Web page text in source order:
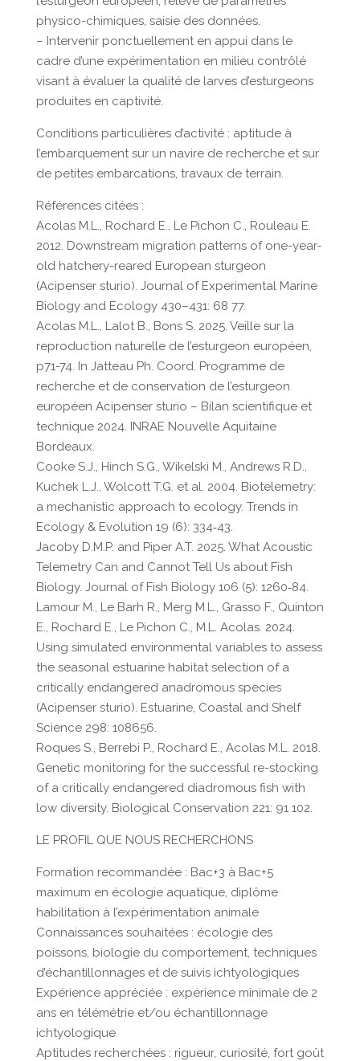
physico-chimiques, saisie des données.
– Intervenir ponctuellement en appui dans le
cadre d’une expérimentation en milieu contrôlé
visant à évaluer la qualité de larves d’esturgeons
produites en captivité.
Conditions particulières d’activité : aptitude à
l’embarquement sur un navire de recherche et sur
de petites embarcations, travaux de terrain.
Références citées :
Acolas M.L., Rochard E., Le Pichon C., Rouleau E.
2012. Downstream migration patterns of one-year-
old hatchery-reared European sturgeon
(Acipenser sturio). Journal of Experimental Marine
Biology and Ecology 430–431: 68 77.
Acolas M.L., Lalot B., Bons S. 2025. Veille sur la
reproduction naturelle de l’esturgeon européen,
p71-74. In Jatteau Ph. Coord. Programme de
recherche et de conservation de l’esturgeon
européen Acipenser sturio – Bilan scientifique et
technique 2024. INRAE Nouvelle Aquitaine
Bordeaux.
Cooke S.J., Hinch S.G., Wikelski M., Andrews R.D.,
Kuchek L.J., Wolcott T.G. et al. 2004. Biotelemetry:
a mechanistic approach to ecology. Trends in
Ecology & Evolution 19 (6): 334‑43.
Jacoby D.M.P. and Piper A.T. 2025. What Acoustic
Telemetry Can and Cannot Tell Us about Fish
Biology. Journal of Fish Biology 106 (5): 1260‑84.
Lamour M., Le Barh R., Merg M.L., Grasso F., Quinton
E., Rochard E., Le Pichon C., M.L. Acolas. 2024.
Using simulated environmental variables to assess
the seasonal estuarine habitat selection of a
critically endangered anadromous species
(Acipenser sturio). Estuarine, Coastal and Shelf
Science 298: 108656.
Roques S., Berrebi P., Rochard E., Acolas M.L. 2018.
Genetic monitoring for the successful re-stocking
of a critically endangered diadromous fish with
low diversity. Biological Conservation 221: 91 102.
LE PROFIL QUE NOUS RECHERCHONS
Formation recommandée : Bac+3 à Bac+5
maximum en écologie aquatique, diplôme
habilitation à l’expérimentation animale
Connaissances souhaitées : écologie des
poissons, biologie du comportement, techniques
d’échantillonnages et de suivis ichtyologiques
Expérience appréciée : expérience minimale de 2
ans en télémétrie et/ou échantillonnage
ichtyologique
Aptitudes recherchées : rigueur, curiosité, fort goût